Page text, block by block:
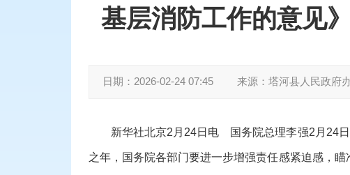
基层消防工作的意见
日期： 2026-02-24 07:45 来源： 塔河县人民政府
新华社北京2月24日电 国务院总理李强2月24日
之年，国务院各部门要进一步增强责任感紧迫感，